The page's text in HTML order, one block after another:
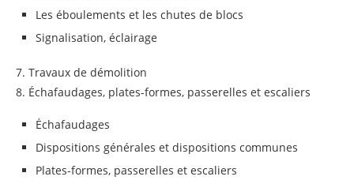
Les éboulements et les chutes de blocs
Signalisation, éclairage
7. Travaux de démolition
8. Échafaudages, plates-formes, passerelles et escaliers
Échafaudages
Dispositions générales et dispositions communes
Plates-formes, passerelles et escaliers